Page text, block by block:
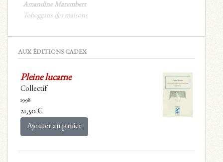
Amandine Marembert
Toboggans des maisons
AUX ÉDITIONS CADEX
Pleine lucarne
Collectif
1998
21,50 €
Ajouter au panier